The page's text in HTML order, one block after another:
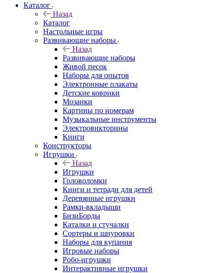
Каталог
Назад
Каталог
Настольные игры
Развивающие наборы
Назад
Развивающие наборы
Живой песок
Наборы для опытов
Электронные плакаты
Детские коврики
Мозаики
Картины по номерам
Музыкальные инструменты
Электровикторины
Книги
Конструкторы
Игрушки
Назад
Игрушки
Головоломки
Книги и тетради для детей
Деревянные игрушки
Рамки-вкладыши
БизиБорды
Каталки и стучалки
Сортеры и шнуровки
Наборы для купания
Игровые наборы
Робо-игрушки
Интерактивные игрушки